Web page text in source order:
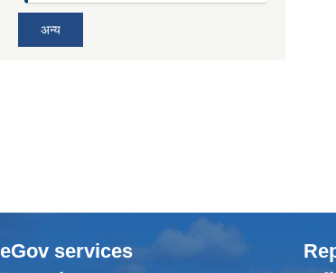
अन्य
eGov services